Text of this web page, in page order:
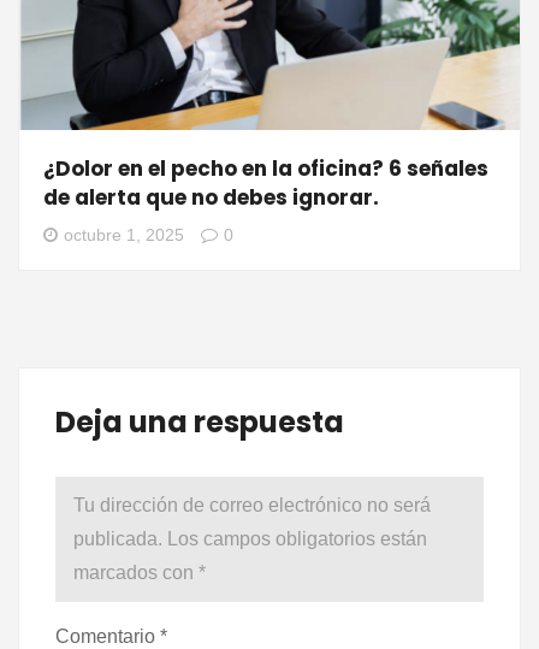
¿Dolor en el pecho en la oficina? 6 señales
de alerta que no debes ignorar.
octubre 1, 2025 0
Deja una respuesta
Tu dirección de correo electrónico no será
publicada.
Los campos obligatorios están
marcados con *
Comentario *